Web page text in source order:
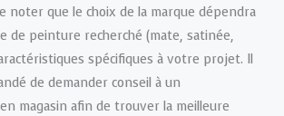
noter que le choix de la marque dépendra
de peinture recherché (mate, satinée,
spécifiques à votre projet. Il
de demander conseil à un
magasin afin de trouver la meilleure